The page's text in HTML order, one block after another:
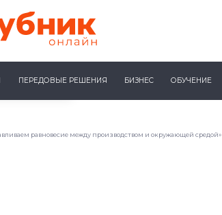
ПЕРЕДОВЫЕ РЕШЕНИЯ БИЗНЕС ОБУЧЕНИЕ
равновесие между производством и окружающей средой»